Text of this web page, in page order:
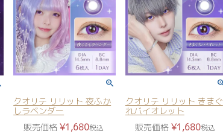
クオリテ リリット 夜ふか
しラベンダー
販売価格 ¥1,680税込
クオリテ リリット きまぐ
れバイオレット
販売価格 ¥1,680税込